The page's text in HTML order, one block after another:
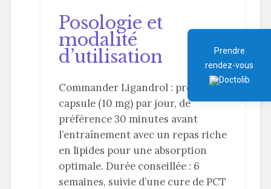
Posologie et
modalité
d’utilisation
Commander Ligandrol : prendre 1
capsule (10 mg) par jour, de
préférence 30 minutes avant
l’entraînement avec un repas riche
en lipides pour une absorption
optimale. Durée conseillée : 6
semaines, suivie d’une cure de PCT
Prendre
rendez-vous